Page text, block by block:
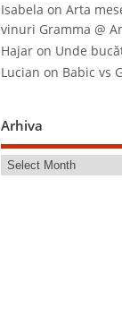
Isabela onArta
vinuri Gramma @
Hajar on Unde
Lucian on Babic vs
Arhiva